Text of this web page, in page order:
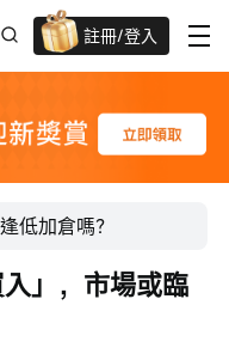
註冊/登入
迎新驚喜賞 股票/BTC等任你揀!
低加倉嗎？
」，市場或臨